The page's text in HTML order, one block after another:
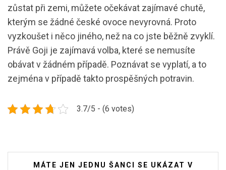
zůstat při zemi, můžete očekávat zajímavé chutě,
kterým se žádné české ovoce nevyrovná. Proto
vyzkoušet i něco jiného, než na co jste běžně zvyklí.
Právě Goji je zajímavá volba, které se nemusíte
obávat v žádném případě. Poznávat se vyplatí, a to
zejména v případě takto prospěšných potravin.
3.7/5 - (6 votes)
NavigaceMÁTE JEN JEDNU ŠANCI SE UKÁZAT V